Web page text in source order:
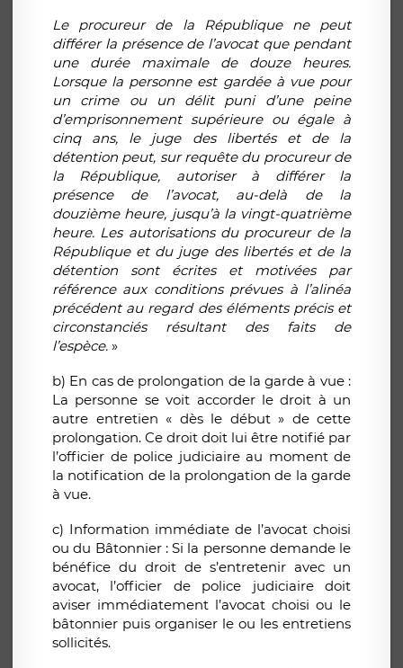
Le procureur de la République ne peut
différer la présence de l’avocat que pendant
une durée maximale de douze heures.
Lorsque la personne est gardée à vue pour
un crime ou un délit puni d’une peine
d’emprisonnement supérieure ou égale à
cinq ans, le juge des libertés et de la
détention peut, sur requête du procureur de
la République, autoriser à différer la
présence de l’avocat, au-delà de la
douzième heure, jusqu’à la vingt-quatrième
heure. Les autorisations du procureur de la
République et du juge des libertés et de la
détention sont écrites et motivées par
référence aux conditions prévues à l’alinéa
précédent au regard des éléments précis et
circonstanciés résultant des faits de
l’espèce. »
b) En cas de prolongation de la garde à vue :
La personne se voit accorder le droit à un
autre entretien « dès le début » de cette
prolongation. Ce droit doit lui être notifié par
l’officier de police judiciaire au moment de
la notification de la prolongation de la garde
à vue.
c) Information immédiate de l’avocat choisi
ou du Bâtonnier : Si la personne demande le
bénéfice du droit de s’entretenir avec un
avocat, l’officier de police judiciaire doit
aviser immédiatement l’avocat choisi ou le
bâtonnier puis organiser le ou les entretiens
sollicités.